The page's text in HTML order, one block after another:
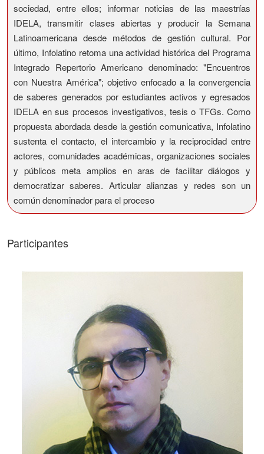
sociedad, entre ellos; informar noticias de las maestrías
IDELA, transmitir clases abiertas y producir la Semana
Latinoamericana desde métodos de gestión cultural. Por
último, Infolatino retoma una actividad histórica del Programa
Integrado Repertorio Americano denominado: "Encuentros
con Nuestra América"; objetivo enfocado a la convergencia
de saberes generados por estudiantes activos y egresados
IDELA en sus procesos investigativos, tesis o TFGs. Como
propuesta abordada desde la gestión comunicativa, Infolatino
sustenta el contacto, el intercambio y la reciprocidad entre
actores, comunidades académicas, organizaciones sociales
y públicos meta amplios en aras de facilitar diálogos y
democratizar saberes. Articular alianzas y redes son un
común denominador para el proceso
Participantes